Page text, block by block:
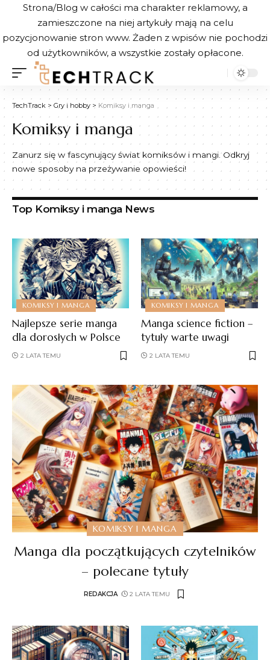
Strona/Blog w całości ma charakter reklamowy, a
zamieszczone na niej artykuły mają na celu
pozycjonowanie stron www. Żaden z wpisów nie pochodzi
od użytkowników, a wszystkie zostały opłacone.
TechTrack > Gry i hobby > Komiksy i manga
Komiksy i manga
Zanurz się w fascynujący świat komiksów i mangi. Odkryj
nowe sposoby na przeżywanie opowieści!
Top Komiksy i manga News
KOMIKSY I MANGA
Najlepsze serie manga
dla dorosłych w Polsce
2 LATA TEMU
KOMIKSY I MANGA
Manga science fiction –
tytuły warte uwagi
2 LATA TEMU
KOMIKSY I MANGA
Manga dla początkujących czytelników
– polecane tytuły
REDAKCJA 2 LATA TEMU